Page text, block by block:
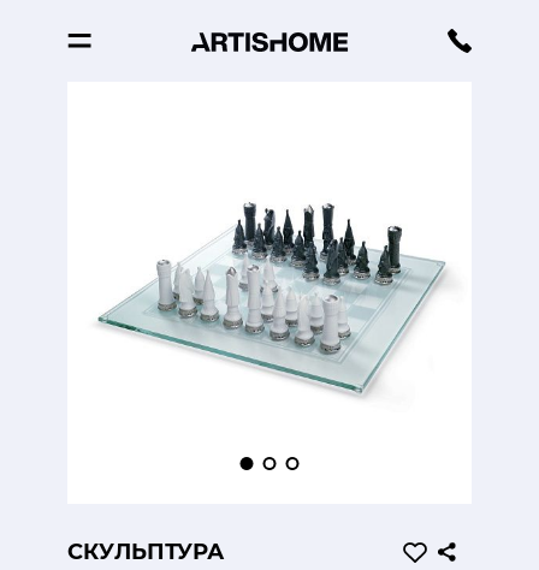
СКУЛЬПТУРА